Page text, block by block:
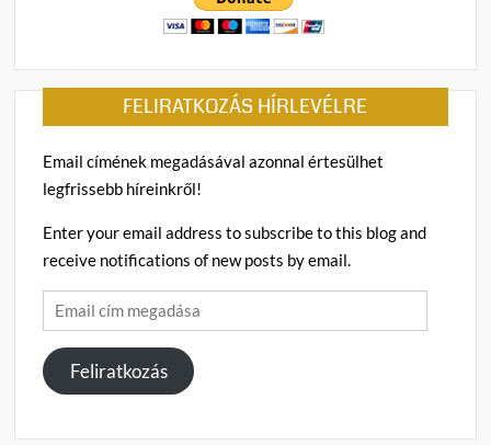
FELIRATKOZÁS HÍRLEVÉLRE
Email címének megadásával azonnal értesülhet
legfrissebb híreinkről!
Enter your email address to subscribe to this blog and
receive notifications of new posts by email.
Email
cím
megadása
Feliratkozás